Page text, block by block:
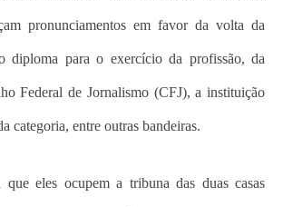
pronunciamentos em favor da volta da
diploma para o exercício da profissão, da
Federal de Jornalismo (CFJ), a instituição
categoria, entre outras bandeiras.
eles ocupem a tribuna das duas casas